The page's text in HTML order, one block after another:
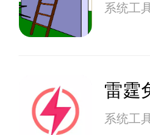
系统工
雷霆
系统工